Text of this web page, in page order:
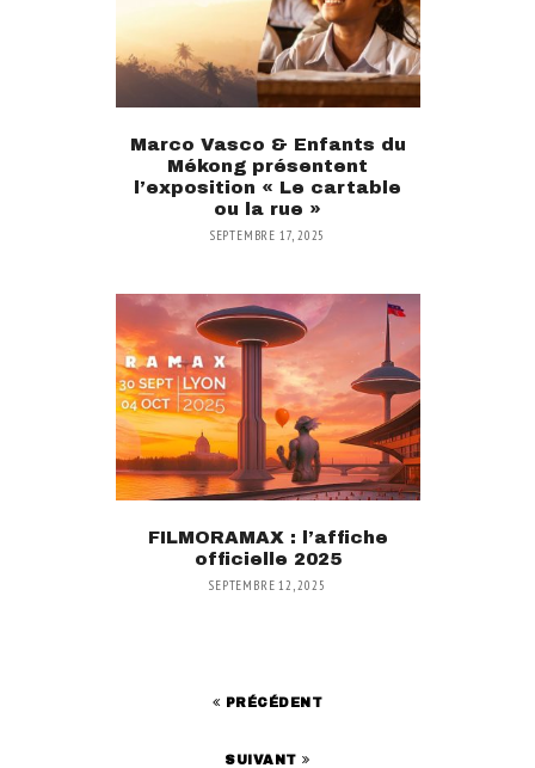
Marco Vasco & Enfants du
Mékong présentent
l’exposition « Le cartable
ou la rue »
SEPTEMBRE 17, 2025
FILMORAMAX : l’affiche
officielle 2025
SEPTEMBRE 12, 2025
PRÉCÉDENT
SUIVANT